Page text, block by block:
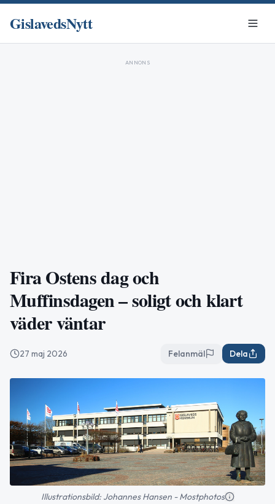
GislavedsNytt
ANNONS
Fira Ostens dag och
Muffinsdagen – soligt och klart
väder väntar
27 maj 2026 Felanmäl Dela
Illustrationsbild: Johannes Hansen - Mostphotos